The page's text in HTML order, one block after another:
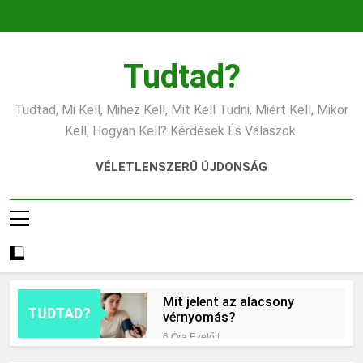
Tudtad?
Tudtad, Mi Kell, Mihez Kell, Mit Kell Tudni, Miért Kell, Mikor
Kell, Hogyan Kell? Kérdések És Válaszok.
VÉLETLENSZERŰ ÚJDONSÁG
TUDTAD?
Mit jelent az alacsony
vérnyomás?
6 Óra Ezelőtt